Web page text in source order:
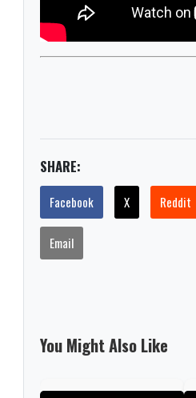
SHARE:
Facebook X Reddit
Email
You Might Also Like